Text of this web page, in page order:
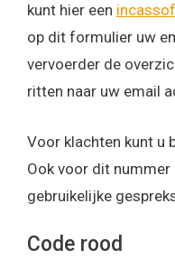
kunt hier een
op dit formulier uw
vervoerder de
ritten naar uw email
Voor klachten kunt u
Ook voor dit nummer
gebruikelijke
Code rood